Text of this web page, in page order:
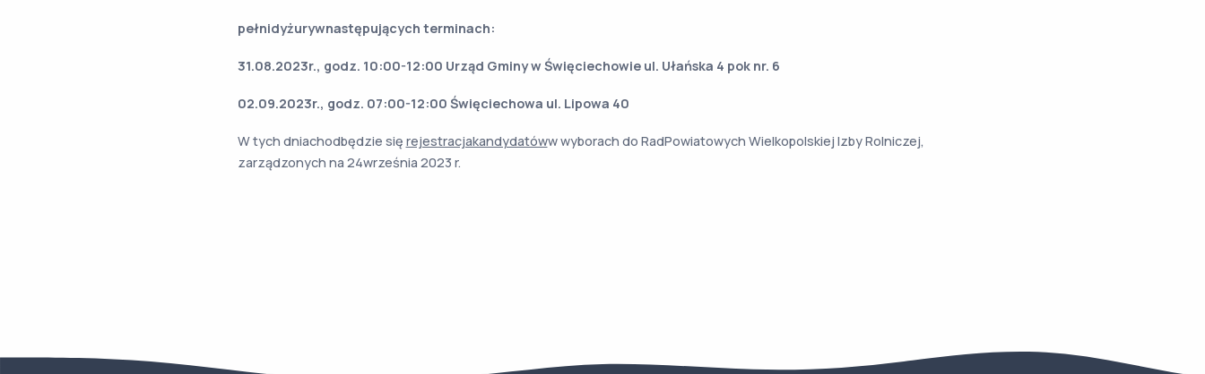
pełnidyżurywnastępujących terminach:
31.08.2023r., godz. 10:00-12:00 Urząd Gminy w Święciechowie ul. Ułańska 4 pok nr. 6
02.09.2023r., godz. 07:00-12:00 Święciechowa ul. Lipowa 40
W tych dniachodbędzie się rejestracjakandydatóww wyborach do RadPowiatowych Wielkopolskiej Izby Rolniczej,
zarządzonych na 24września 2023 r.